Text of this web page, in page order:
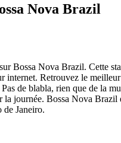
Nova Brazil
Bossa Nova Brazil. Cette
internet. Retrouvez le
de blabla, rien que de la
la journée. Bossa Nova Brazil
de Janeiro.